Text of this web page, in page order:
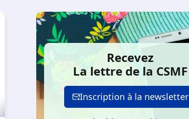
Recevez
La lettre de la CSMF
Inscription à la newsletter